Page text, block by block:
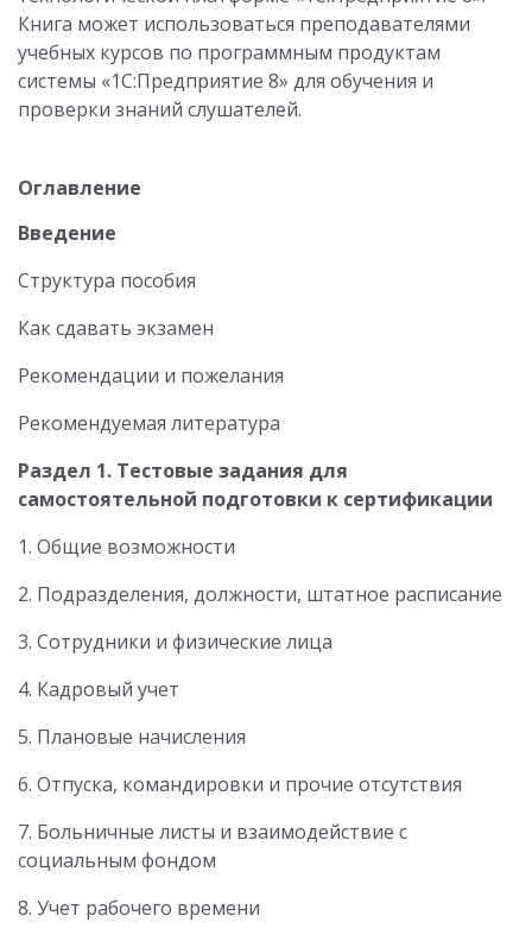
Книга может использоваться преподавателями
учебных курсов по программным продуктам
системы «1С:Предприятие 8» для обучения и
проверки знаний слушателей.
Оглавление
Введение
Структура пособия
Как сдавать экзамен
Рекомендации и пожелания
Рекомендуемая литература
Раздел 1. Тестовые задания для
самостоятельной подготовки к сертификации
1. Общие возможности
2. Подразделения, должности, штатное расписание
3. Сотрудники и физические лица
4. Кадровый учет
5. Плановые начисления
6. Отпуска, командировки и прочие отсутствия
7. Больничные листы и взаимодействие с
социальным фондом
8. Учет рабочего времени